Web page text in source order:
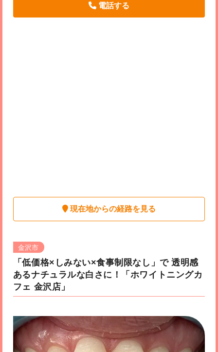
電話する
現在地からの経路を見る
金沢市
「低価格×しみない×食事制限なし」で 透明感
あるナチュラルな白さに！
「ホワイトニングカ
フェ 金沢店」